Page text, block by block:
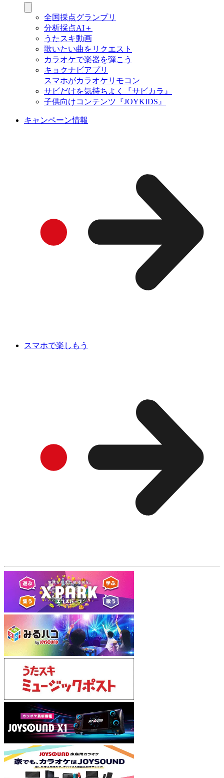
全国採点グランプリ
分析採点AI＋
うたスキ動画
歌いたい曲をリクエスト
カラオケで楽器を弾こう
キョクナビアプリ
スマホがカラオケリモコン
サビだけを気持ちよく『サビカラ』
子供向けコンテンツ『JOYKIDS』
キャンペーン情報
スマホで楽しもう